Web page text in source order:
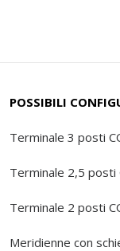
POSSIBILI
Terminale 3 posti
Terminale 2,5
Terminale 2 posti
Meridienne con